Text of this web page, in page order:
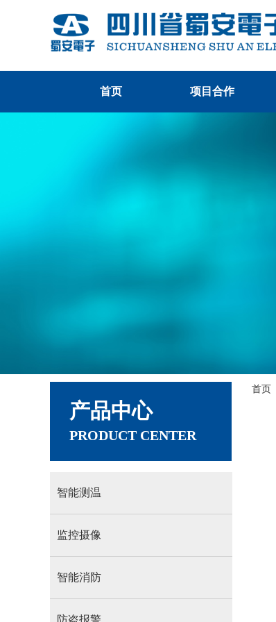
首页 项目合作
产品中心
PRODUCT CENTER
首页
智能测温
监控摄像
智能消防
防盗报警